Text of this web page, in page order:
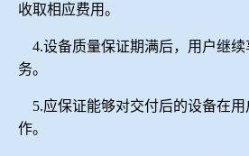
收取相应费用。
4.设备质量保证期满后，用户继
务。
5.应保证能够对交付后的设备在
作。